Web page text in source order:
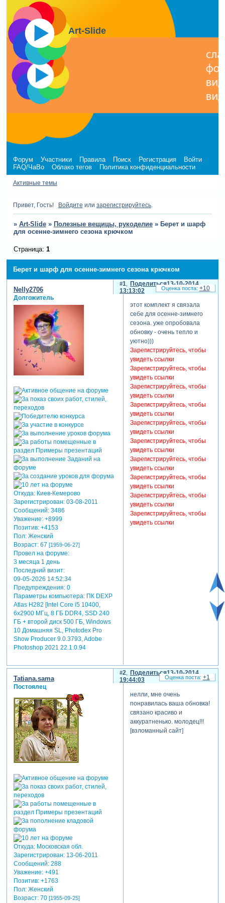
Art-Slide
Форум Участники Правила Поиск Регистрация
Войти
FAQ/ЧаВо
Облако тегов Политика конфиденциальности
Активные темы
Привет, Гость! Войдите или зарегистрируйтесь.
» Art-Slide » Полезные вещицы, рукоделие » Берет и шарф
для осенне-зимнего сезона крючком
Берет и шарф для осенне-зимнего сезона крючком
Страница: 1
Поделиться
1
13-10-2014
13:13:02
Nelly2706
Долгожитель
Откуда:Киев-Кемерово
Зарегистрирован: 03-08-2011
Сообщений:3486
Уважение: +8999
Позитив: +4153
Пол:Женский
Возраст:67 [1959-06-27]
Провел на форуме:
3 месяца 1 день
Последний визит:
09-05-2026 14:52:34
Предупреждения:0
Параметры компьютера:ПК DEXP
Atlas H282 [Intel Core i5 10400,
6x2900 МГц, 8 ГБ DDR4, SSD 240
ГБ + второй диск 500 ГБ, Windows
10 Домашняя SL, Photodex Pro
Show Producer 9.0.3793, Adobe
Photoshop 2021 22.1.0.94
этот комплект я связала
себе для осенне-зимнего
сезона. уже опробовала
обновку - очень тепло и
уютно)))
Зарегистрируйтесь, чтобы
увидеть ссылки
Зарегистрируйтесь, чтобы
увидеть ссылки
Зарегистрируйтесь, чтобы
увидеть ссылки
Зарегистрируйтесь, чтобы
увидеть ссылки
Зарегистрируйтесь, чтобы
увидеть ссылки
Зарегистрируйтесь, чтобы
увидеть ссылки
Зарегистрируйтесь, чтобы
увидеть ссылки
Зарегистрируйтесь, чтобы
увидеть ссылки
Зарегистрируйтесь, чтобы
увидеть ссылки
Зарегистрируйтесь, чтобы
увидеть ссылки
+10
Поделиться
2
13-10-2014
19:44:03
Tatiana.sama
Постоялец
Откуда:Московская обл.
Зарегистрирован: 13-06-2011
Сообщений:288
Уважение: +491
Позитив: +1763
Пол:Женский
Возраст:70 [1955-09-25]
нелли, мне очень
понравилась ваша обновка!
связано красиво и
аккуратненько. молодец!!!
[взломанный сайт]
+1